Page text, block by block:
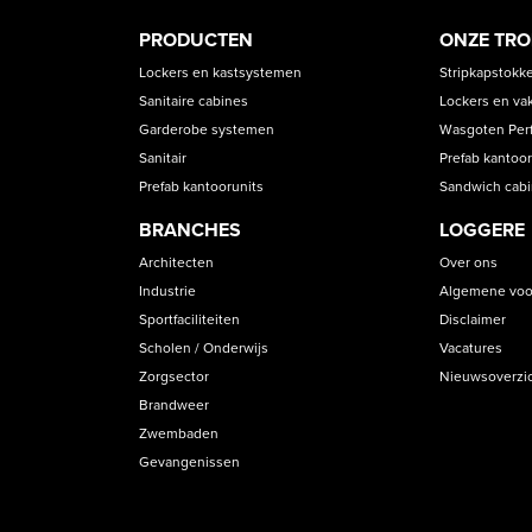
PRODUCT
CATEGORIES
PRODUCTEN
Lockers en kastsystemen
Sanitaire cabines
Garderobe systemen
Sanitair
Prefab kantoorunits
BRANCHES
Architecten
Industrie
Sportfaciliteiten
Scholen / Onderwijs
Zorgsector
Brandweer
Zwembaden
Gevangenissen
ONZE
Lockers en
Wasgoten
Prefab
Sandwich
LOGGERE
Over ons
Algemene
Disclaimer
Vacatures